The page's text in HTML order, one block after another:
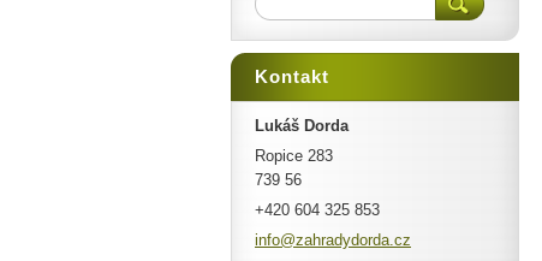
Kontakt
Lukáš Dorda
Ropice 283
739 56
+420 604 325 853
info@zahradydorda.cz